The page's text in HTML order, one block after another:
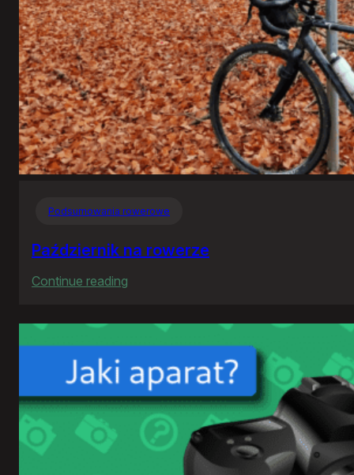
Podsumowania rowerowe
Październik na rowerze
Continue reading
na
rowerze